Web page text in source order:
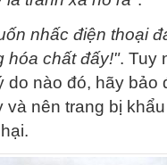
nhấc điện thoại
hóa chất đấy!". Tuy
do nào đó, hãy bảo
nên trang bị